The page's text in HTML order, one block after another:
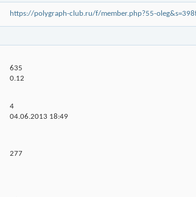
https://polygraph-club.ru/f/member.php?55-
635
0.12
4
04.06.2013 18:49
277